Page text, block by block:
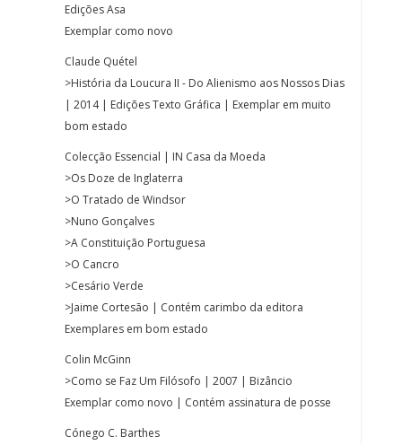
Edições Asa
Exemplar como novo
Claude Quétel
>História da Loucura II - Do Alienismo aos Nossos Dias
| 2014 | Edições Texto Gráfica | Exemplar em muito
bom estado
Colecção Essencial | IN Casa da Moeda
>Os Doze de Inglaterra
>O Tratado de Windsor
>Nuno Gonçalves
>A Constituição Portuguesa
>O Cancro
>Cesário Verde
>Jaime Cortesão | Contém carimbo da editora
Exemplares em bom estado
Colin McGinn
>Como se Faz Um Filósofo | 2007 | Bizâncio
Exemplar como novo | Contém assinatura de posse
Cónego C. Barthes